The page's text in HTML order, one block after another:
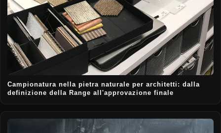
Campionatura nella pietra naturale per architetti: dalla
definizione della Range all'approvazione finale